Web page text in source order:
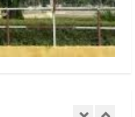
des Médias
de son
du
administrative.
du6ᵉ